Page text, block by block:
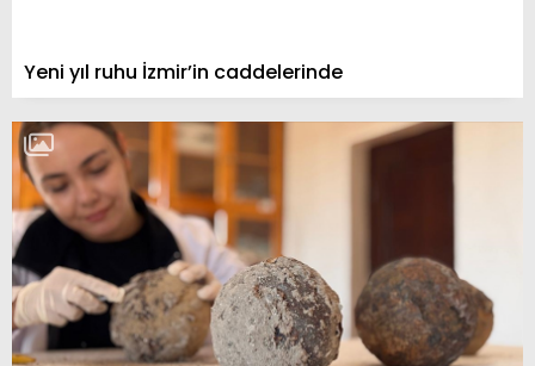
Yeni yıl ruhu İzmir’in caddelerinde